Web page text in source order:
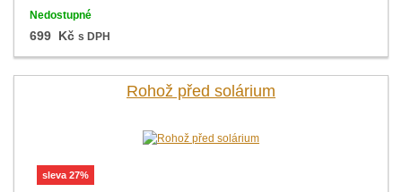
Nedostupné
699 Kč s DPH
Rohož před solárium
sleva 27%